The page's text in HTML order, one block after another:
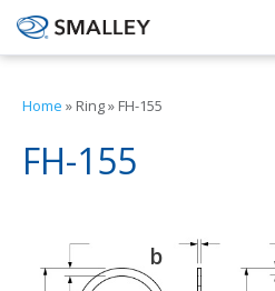
Search form
搜索
Home » Ring» FH-155
FH-155
b